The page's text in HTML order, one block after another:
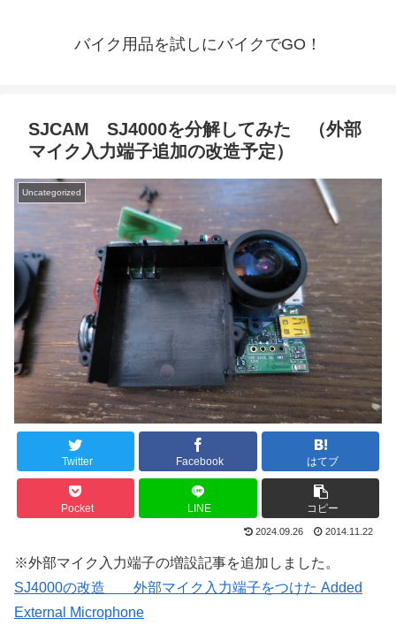
バイク用品を試しにバイクでGO！
SJCAM SJ4000を分解してみた （外部
マイク入力端子追加の改造予定）
Uncategorized
Twitter Facebook はてブ
Pocket LINE コピー
2024.09.26 2014.11.22
※外部マイク入力端子の増設記事を追加しました。
SJ4000の改造 外部マイク入力端子をつけた Added
External Microphone